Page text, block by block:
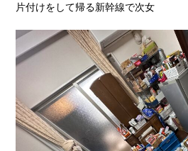
片付けをして帰る新幹線で次女